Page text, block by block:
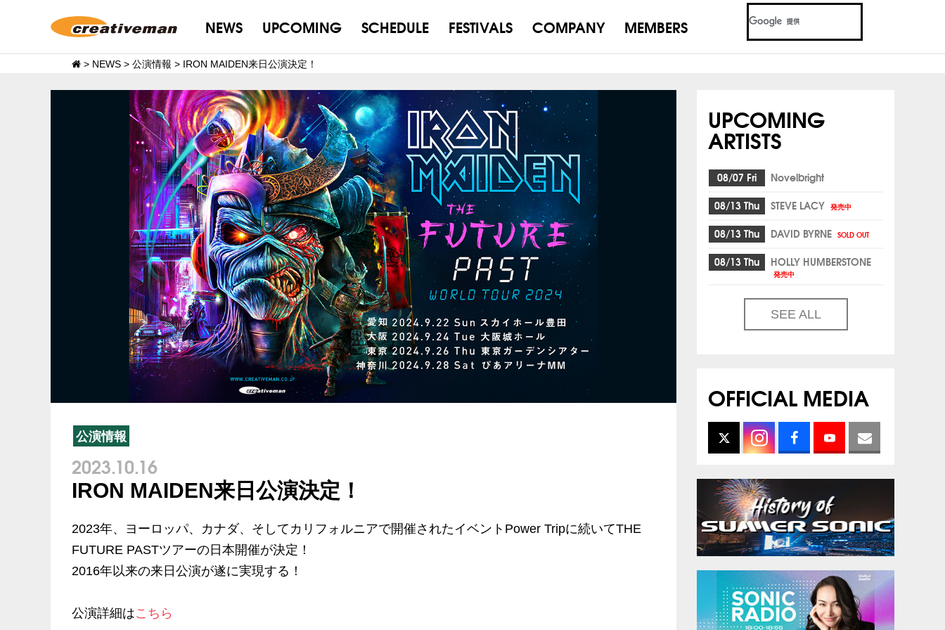
NEWS UPCOMING SCHEDULE FESTIVALS COMPANY MEMBERS
> NEWS > 公演情報 > IRON MAIDEN来日公演決定！
公演情報
2023.10.16
IRON MAIDEN来日公演決定！
2023年、ヨーロッパ、カナダ、そしてカリフォルニアで開催されたイベントPower Tripに続いてTHE
FUTURE PASTツアーの日本開催が決定！
2016年以来の来日公演が遂に実現する！
公演詳細はこちら
UPCOMING
ARTISTS
08/07 Fri
Novelbright
08/13 Thu
STEVE LACY 発売中
08/13 Thu DAVID BYRNE SOLD OUT
08/13 Thu HOLLY HUMBERSTONE
発売中
SEE ALL
OFFICIAL MEDIA